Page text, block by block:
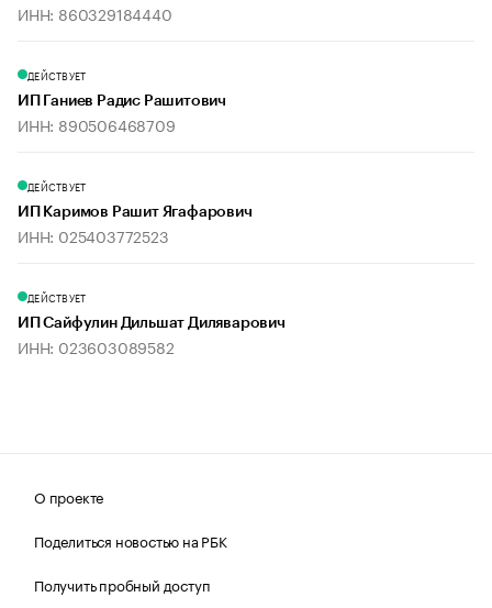
ИНН: 860329184440
ДЕЙСТВУЕТ
ИП Ганиев Радис Рашитович
ИНН: 890506468709
ДЕЙСТВУЕТ
ИП Каримов Рашит Ягафарович
ИНН: 025403772523
ДЕЙСТВУЕТ
ИП Сайфулин Дильшат Диляварович
ИНН: 023603089582
О проекте
Поделиться новостью на РБК
Получить пробный доступ